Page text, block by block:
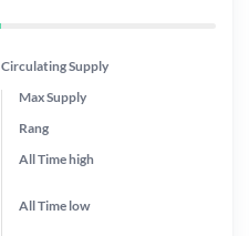
Circulating Supply
Max Supply
Rang
All Timehigh
All Time low